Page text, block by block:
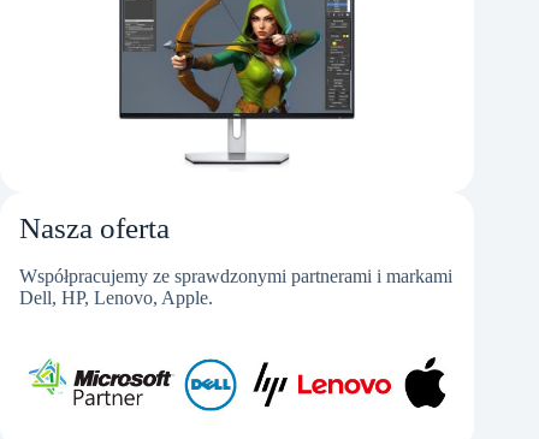
Nasza oferta
Współpracujemy ze sprawdzonymi partnerami i markami
Dell, HP, Lenovo, Apple.